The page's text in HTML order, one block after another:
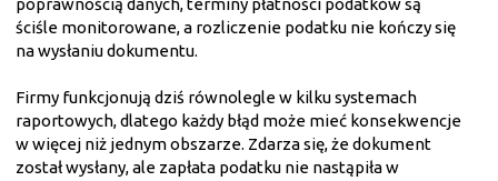
poprawnością danych, terminy płatności podatków są
ściśle monitorowane, a rozliczenie podatku nie kończy się
na wysłaniu dokumentu.
Firmy funkcjonują dziś równolegle w kilku systemach
raportowych, dlatego każdy błąd może mieć konsekwencje
w więcej niż jednym obszarze. Zdarza się, że dokument
został wysłany, ale zapłata podatku nie nastąpiła w